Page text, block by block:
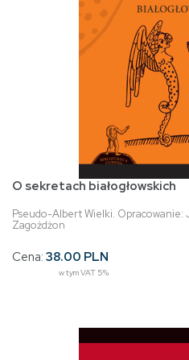
O sekretach białogłowskich
Pseudo-Albert Wielki.
Zagożdżon
Cena: 38.00 PLN
w tym VAT 5%